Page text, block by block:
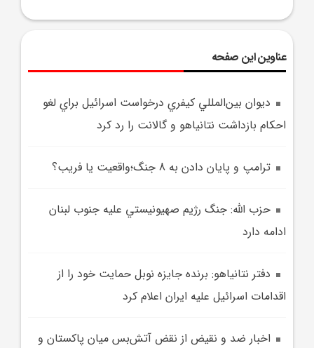
عناوین این صفحه
ديوان بين‌المللي کيفري درخواست اسرائيل براي لغو
احکام بازداشت نتانياهو و گالانت را رد کرد
ترامپ و پايان دادن به 8 جنگ؛واقعيت يا فريب؟
حزب الله: جنگ رژيم صهيونيستي عليه جنوب لبنان
ادامه دارد
دفتر نتانياهو: برنده جايزه نوبل حمايت خود را از
اقدامات اسرائيل عليه ايران اعلام کرد
اخبار ضد و نقيض از نقض آتش‌بس ميان پاکستان و